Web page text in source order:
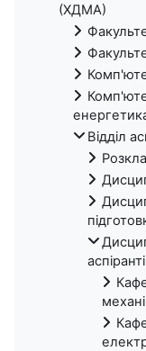
(ХДМА)
Відділ